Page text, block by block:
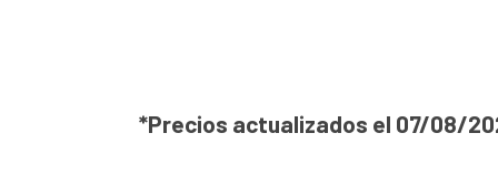
*Precios actualizados el 07/08/